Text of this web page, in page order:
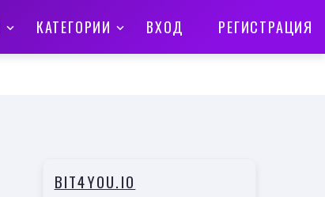
КАТЕГОРИИ ВХОД РЕГИСТРАЦИЯ
BIT4YOU.IO